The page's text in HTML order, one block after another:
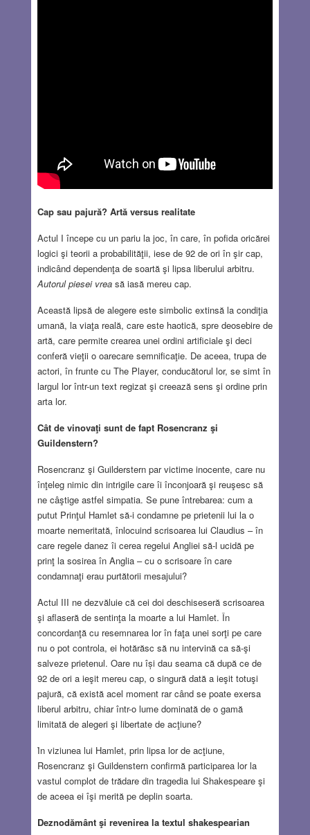
Cap sau pajură? Artă versus realitate
Actul I începe cu un pariu la joc, în care, în pofida oricărei
logici şi teorii a probabilităţii, iese de 92 de ori în şir cap,
indicând dependenţa de soartă şi lipsa liberului arbitru.
Autorul piesei vreasă iasă mereu cap.
Această lipsă de alegere este simbolic extinsă la condiţia
umană, la viaţa reală, care este haotică, spre deosebire de
artă, care permite crearea unei ordini artificiale şi deci
conferă vieţii o oarecare semnificaţie. De aceea, trupa de
actori, în frunte cu The Player, conducătorul lor, se simt în
largul lor într-un text regizat şi creează sens şi ordine prin
arta lor.
Cât de vinovaţi sunt de fapt Rosencranz şi
Guildenstern?
Rosencranz şi Guilderstern par victime inocente, care nu
înţeleg nimic din intrigile care îi înconjoară şi reuşesc să
ne câştige astfel simpatia. Se pune întrebarea: cum a
putut Prinţul Hamlet să-i condamne pe prietenii lui la o
moarte nemeritată, înlocuind scrisoarea lui Claudius – în
care regele danez îi cerea regelui Angliei să-l ucidă pe
prinţ la sosirea în Anglia – cu o scrisoare în care
condamnaţi erau purtătorii mesajului?
Actul III ne dezvăluie că cei doi deschiseseră scrisoarea
şi aflaseră de sentinţa la moarte a lui Hamlet. În
concordanţă cu resemnarea lor în faţa unei sorţi pe care
nu o pot controla, ei hotărăsc să nu intervină ca să-şi
salveze prietenul. Oare nu își dau seama că după ce de
92 de ori a ieşit mereu cap, o singură dată a ieşit totuşi
pajură, că există acel moment rar când se poate exersa
liberul arbitru, chiar într-o lume dominată de o gamă
limitată de alegeri şi libertate de acţiune?
Ȋn viziunea lui Hamlet, prin lipsa lor de acţiune,
Rosencranz şi Guildenstern confirmă participarea lor la
vastul complot de trădare din tragedia lui Shakespeare şi
de aceea ei îşi merită pe deplin soarta.
Deznodământ şi revenirea la textul shakespearian